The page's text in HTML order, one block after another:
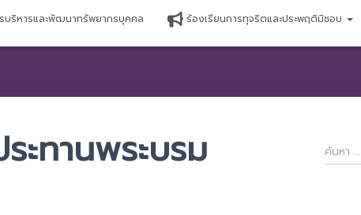
บริหารและพัฒนาทรัพยากรบุคคล ร้องเรียนการทุจริตและประพฤติมิชอบ
ระทานพระบรม
ค้
น
ค้นหา …